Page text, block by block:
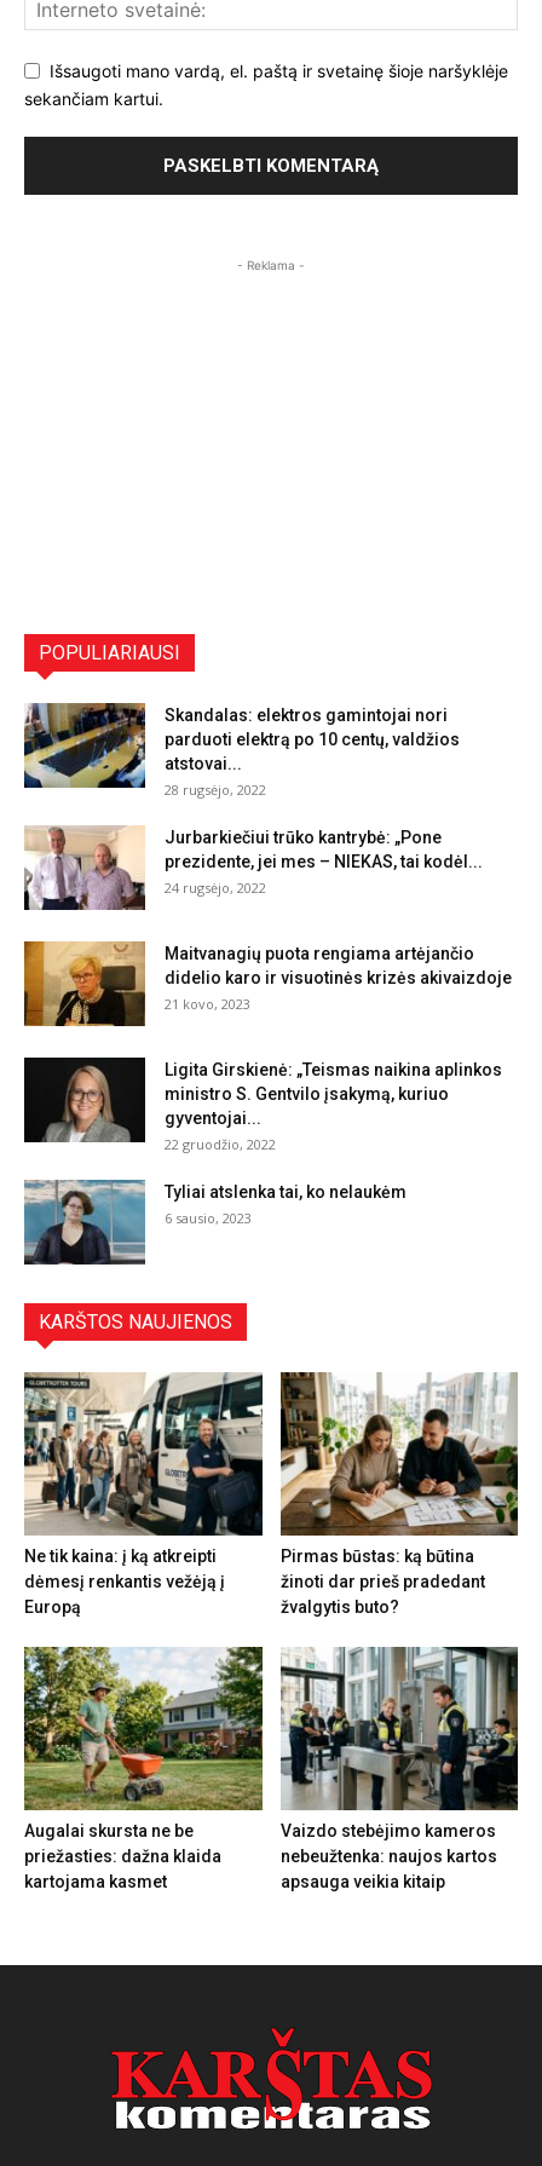
Išsaugoti mano vardą, el. paštą ir svetainę šioje naršyklėje
sekančiam kartui.
- Reklama -
POPULIARIAUSI
Skandalas: elektros gamintojai nori
parduoti elektrą po 10 centų, valdžios
atstovai...
28 rugsėjo, 2022
Jurbarkiečiui trūko kantrybė: „Pone
prezidente, jei mes – NIEKAS, tai kodėl...
24 rugsėjo, 2022
Maitvanagių puota rengiama artėjančio
didelio karo ir visuotinės krizės akivaizdoje
21 kovo, 2023
Ligita Girskienė: „Teismas naikina aplinkos
ministro S. Gentvilo įsakymą, kuriuo
gyventojai...
22 gruodžio, 2022
Tyliai atslenka tai, ko nelaukėm
6 sausio, 2023
KARŠTOS NAUJIENOS
Ne tik kaina: į ką atkreipti
dėmesį renkantis vežėją į
Europą
Pirmas būstas: ką būtina
žinoti dar prieš pradedant
žvalgytis buto?
Augalai skursta ne be
priežasties: dažna klaida
kartojama kasmet
Vaizdo stebėjimo kameros
nebeužtenka: naujos kartos
apsauga veikia kitaip